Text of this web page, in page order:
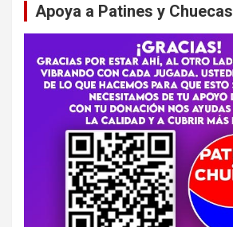
Apoya a Patines y Chuecas